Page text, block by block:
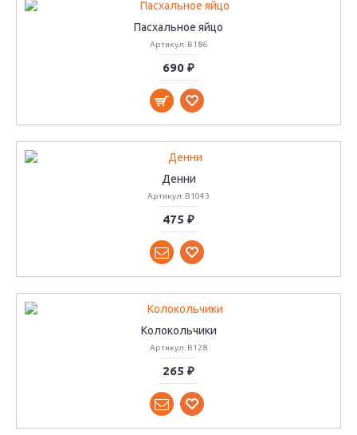
Пасхальное яйцо
Артикул: B186
690 ₽
Денни
Артикул: B1043
475 ₽
Колокольчики
Артикул: B128
265 ₽